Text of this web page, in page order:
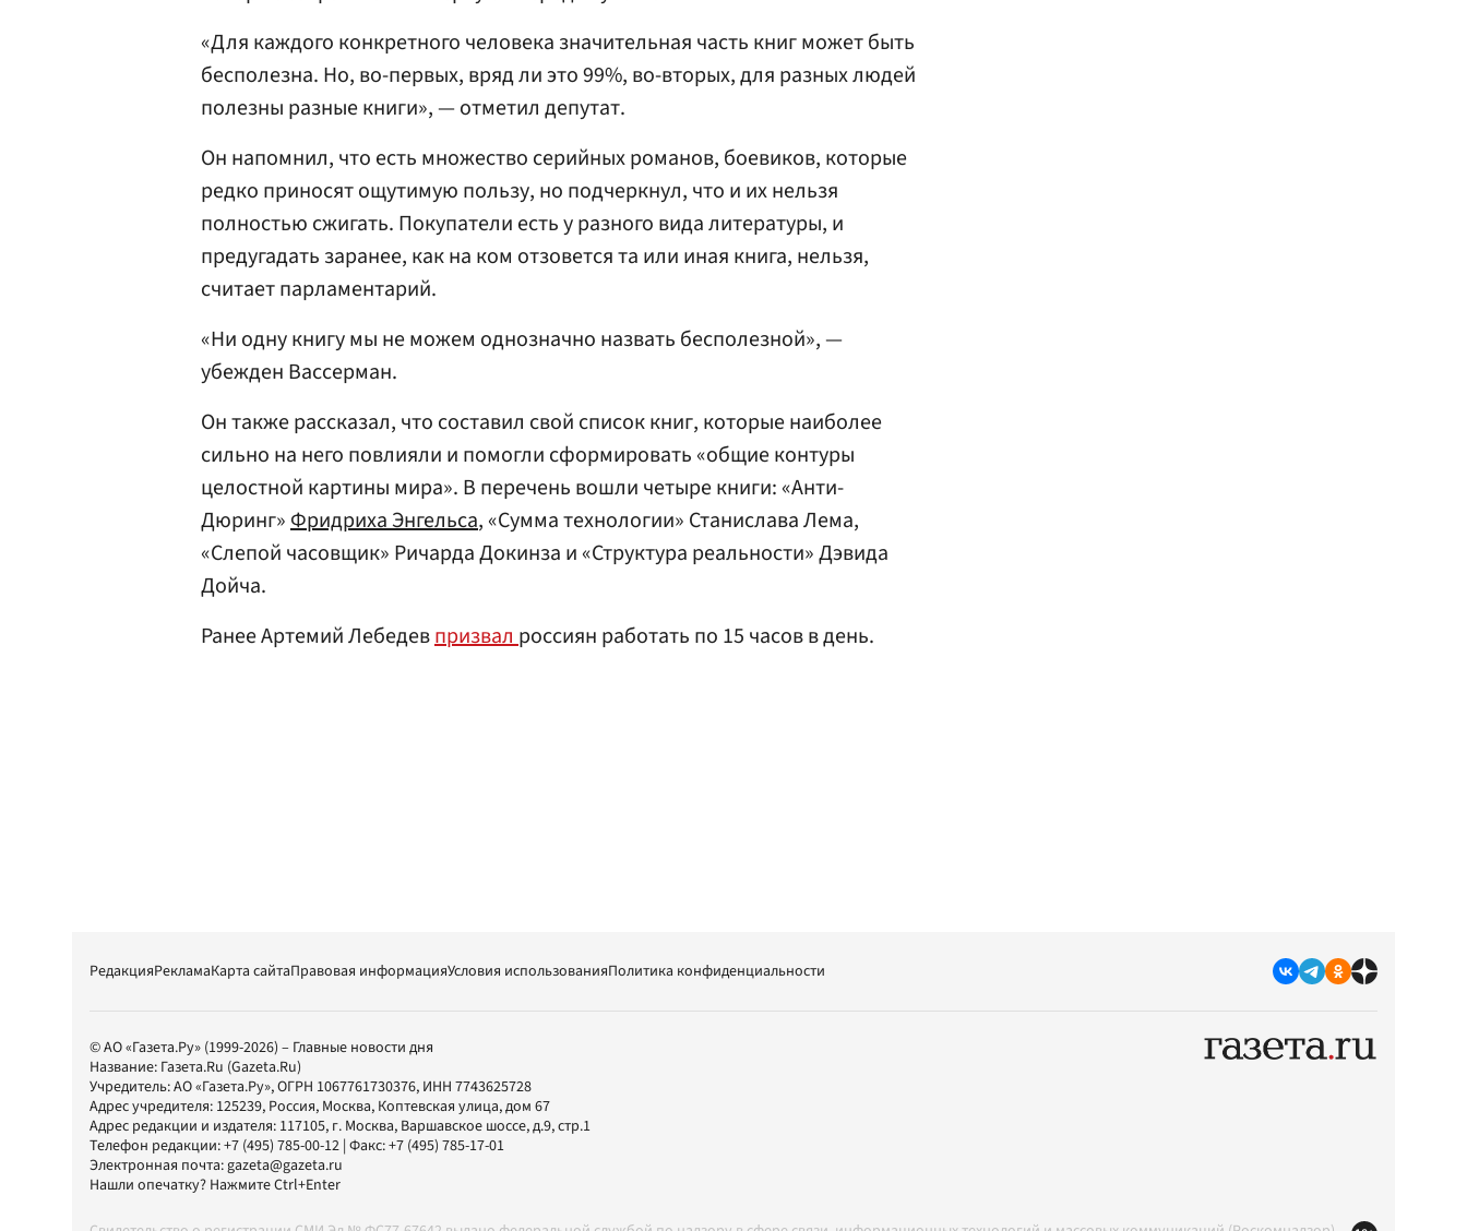
«Для каждого конкретного человека значительная часть книг может быть
бесполезна. Но, во-первых, вряд ли это 99%, во-вторых, для разных людей
полезны разные книги», — отметил депутат.
Он напомнил, что есть множество серийных романов, боевиков, которые
редко приносят ощутимую пользу, но подчеркнул, что и их нельзя
полностью сжигать. Покупатели есть у разного вида литературы, и
предугадать заранее, как на ком отзовется та или иная книга, нельзя,
считает парламентарий.
«Ни одну книгу мы не можем однозначно назвать бесполезной», —
убежден Вассерман.
Он также рассказал, что составил свой список книг, которые наиболее
сильно на него повлияли и помогли сформировать «общие контуры
целостной картины мира». В перечень вошли четыре книги: «Анти-
Дюринг»Фридриха Энгельса, «Сумма технологии» Станислава Лема,
«Слепой часовщик» Ричарда Докинза и «Структура реальности» Дэвида
Дойча.
Ранее Артемий Лебедевпризвалроссиян работать по 15 часов в день.
РедакцияРекламаКарта сайтаПравовая информацияУсловия использованияПолитика конфиденциальности
© АО «Газета.Ру» (1999-2026) – Главные новости дня
Название: Газета.Ru (Gazeta.Ru)
Учредитель:АО «Газета.Ру», ОГРН 1067761730376, ИНН 7743625728
Адрес учредителя: 125239, Россия, Москва, Коптевская улица, дом 67
Адрес редакции и издателя: 117105, г. Москва, Варшавское шоссе, д.9, стр.1
Телефон редакции:+7 (495) 785-00-12 | Факс:+7 (495) 785-17-01
Электронная почта:gazeta@gazeta.ru
Нашли опечатку? Нажмите Ctrl+Enter